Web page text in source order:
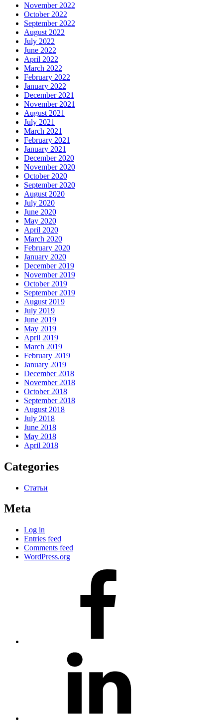
November 2022
October 2022
September 2022
August 2022
July 2022
June 2022
April 2022
March 2022
February 2022
January 2022
December 2021
November 2021
August 2021
July 2021
March 2021
February 2021
January 2021
December 2020
November 2020
October 2020
September 2020
August 2020
July 2020
June 2020
May 2020
April 2020
March 2020
February 2020
January 2020
December 2019
November 2019
October 2019
September 2019
August 2019
July 2019
June 2019
May 2019
April 2019
March 2019
February 2019
January 2019
December 2018
November 2018
October 2018
September 2018
August 2018
July 2018
June 2018
May 2018
April 2018
Categories
Статьи
Meta
Log in
Entries feed
Comments feed
WordPress.org